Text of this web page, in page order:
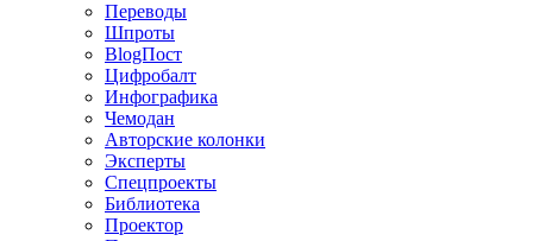
Переводы
Шпроты
BlogПост
Цифробалт
Инфографика
Чемодан
Авторские колонки
Эксперты
Спецпроекты
Библиотека
Проектор